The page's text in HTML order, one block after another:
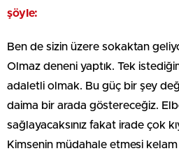
şöyle:
Ben de sizin üzere sokaktan
Olmaz deneni yaptık. Tek
adaletli olmak. Bu güç bir şey
daima bir arada göstereceğiz.
sağlayacaksınız fakat irade çok
Kimsenin müdahale etmesi